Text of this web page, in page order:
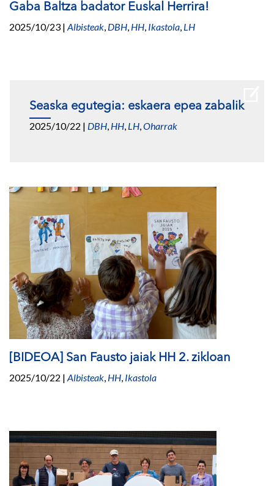
Gaba Baltza badator Euskal Herrira!
2025/10/23 | Albisteak DBH HH Ikastola LH
Seaska egutegia: eskaera epea zabalik
2025/10/22 | DBH HH LH Oharrak
[BIDEOA] San Fausto jaiak HH 2. zikloan
2025/10/22 | Albisteak, HH, Ikastola